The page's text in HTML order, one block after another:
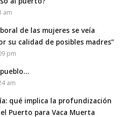
am
de las mujeres se veía
su calidad de posibles madres”
pm
am
qué implica la profundización
Puerto para Vaca Muerta